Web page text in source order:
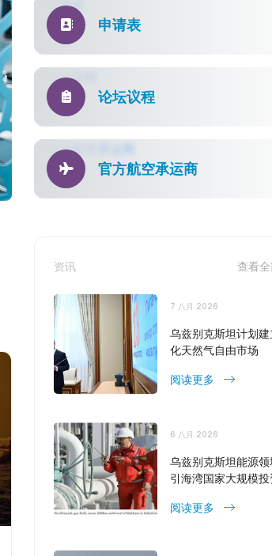
申请表
论坛议程
官方航空承运商
资讯 查看
7 八月 2026
乌兹别克斯坦计划建
化天然气自由市场
阅读更多
6 八月 2026
乌兹别克斯坦能源领
引海湾国家大规模投
阅读更多